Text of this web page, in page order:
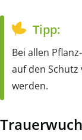
Tipp:
Bei allen
auf den
werden.